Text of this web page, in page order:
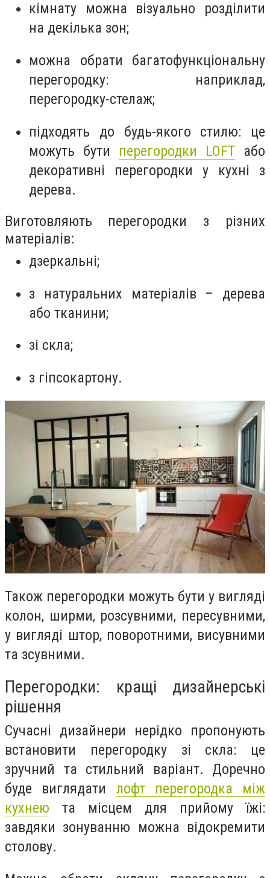
кімнату можна візуально розділити
на декілька зон;
можна обрати багатофункціональну
перегородку: наприклад,
перегородку-стелаж;
підходять до будь-якого стилю: це
можуть бути перегородки LOFT або
декоративні перегородки у кухні з
дерева.
Виготовляють перегородки з різних
матеріалів:
дзеркальні;
з натуральних матеріалів – дерева
або тканини;
зі скла;
з гіпсокартону.
Також перегородки можуть бути у вигляді
колон, ширми, розсувними, пересувними,
у вигляді штор, поворотними, висувними
та зсувними.
Перегородки: кращі дизайнерські
рішення
Сучасні дизайнери нерідко пропонують
встановити перегородку зі скла: це
зручний та стильний варіант. Доречно
буде виглядати лофт перегородка між
кухнею та місцем для прийому їжі:
завдяки зонуванню можна відокремити
столову.